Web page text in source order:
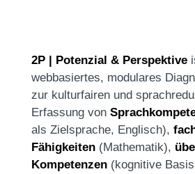
2P | Potenzial & Perspektive
webbasiertes, modulares
zur kulturfairen und
Erfassung von
als Zielsprache, Englisch),
Fähigkeiten (Mathematik),
Kompetenzen (kognitive